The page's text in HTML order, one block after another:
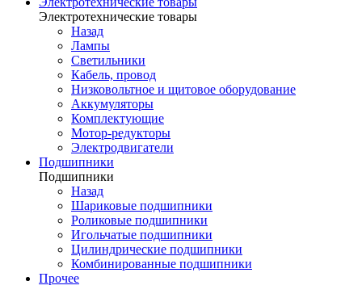
Электротехнические товары
Назад
Лампы
Светильники
Кабель, провод
Низковольтное и щитовое оборудование
Аккумуляторы
Комплектующие
Мотор-редукторы
Электродвигатели
Подшипники
Подшипники
Назад
Шариковые подшипники
Роликовые подшипники
Игольчатые подшипники
Цилиндрические подшипники
Комбинированные подшипники
Прочее